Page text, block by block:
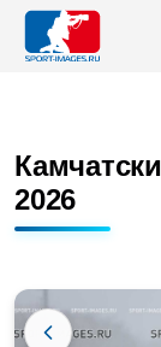
2026